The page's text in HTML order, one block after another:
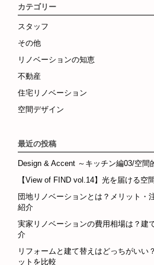
カテゴリー
スタッフ
その他
リノベーションの知恵
不動産
住宅リノベーション
空間デザイン
最近の投稿
Design & Accent ～キッチン編03/空間
【View of FIND vol.14】光を届ける空
団地リノベーションとは？メリット・
紹介
実家リノベーションの費用相場は？建
介
リフォームと建て替えはどっちがいい
ットを比較